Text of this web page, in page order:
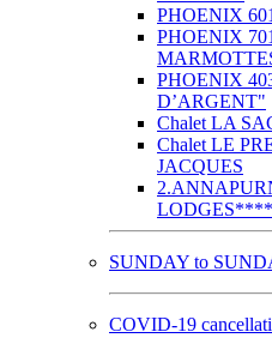
PHOENIX
PHOENIX
PHOENIX
D’ARGENT"
Chalet LA
Chalet LE
JACQUES
SUNDAY to
COVID-19